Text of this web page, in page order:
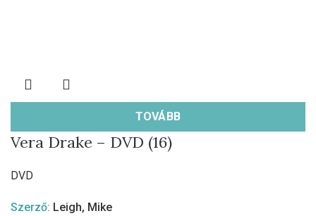
TOVÁBB
Vera Drake – DVD (16)
DVD
Szerző: Leigh, Mike